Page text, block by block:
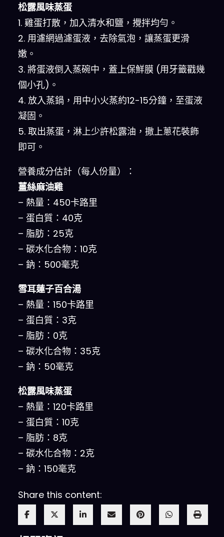
松露風味蒸蛋
1. 雞蛋打散，加入清水和鹽，攪拌均勻。
2. 用濾網過濾蛋液，去除氣泡，讓蒸蛋更滑
嫩。
3. 將蛋液倒入蒸碗中，蓋上保鮮膜 (用牙籤戳幾
個小孔)。
4. 放入蒸鍋，用中小火蒸約12-15分鐘，至蛋液
凝固。
5. 取出蒸蛋，淋上少許松露油，撒上蔥花裝飾
即可。
營養成分估計（每人份量）：
薑絲麻油雞
– 熱量：450卡路里
– 蛋白質：40克
– 脂肪：25克
– 碳水化合物：10克
– 鈉：500毫克
雪耳蓮子百合湯
– 熱量：150卡路里
– 蛋白質：3克
– 脂肪：0克
– 碳水化合物：35克
– 鈉：50毫克
松露風味蒸蛋
– 熱量：120卡路里
– 蛋白質：10克
– 脂肪：8克
– 碳水化合物：2克
– 鈉：150毫克
Share this content: